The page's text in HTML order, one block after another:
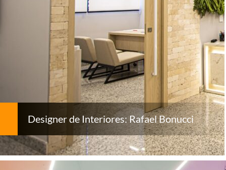
Designer de Interiores: Rafael Bonucci